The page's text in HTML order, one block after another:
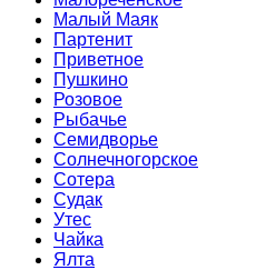
Малый Маяк
Партенит
Приветное
Пушкино
Розовое
Рыбачье
Семидворье
Солнечногорское
Сотера
Судак
Утес
Чайка
Ялта